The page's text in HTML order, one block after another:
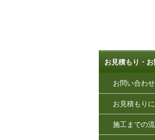
お見積もり・
お問い合わ
お見積もり
施工までの